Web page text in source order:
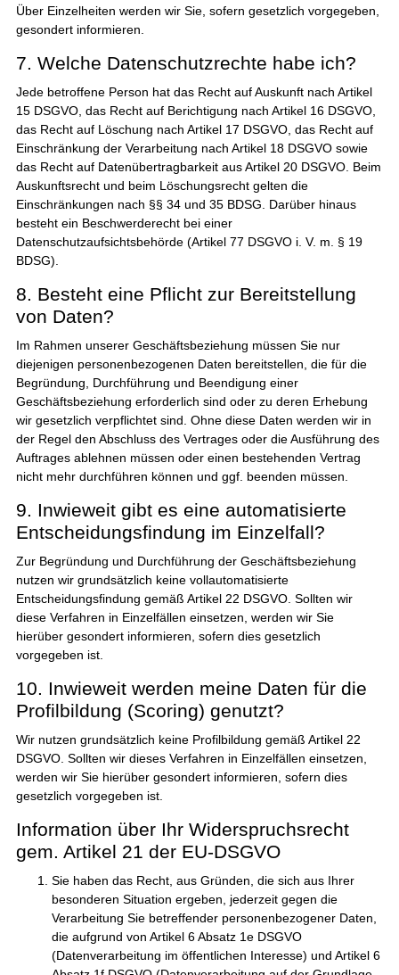
Über Einzelheiten werden wir Sie, sofern gesetzlich vorgegeben,
gesondert informieren.
7. Welche Datenschutzrechte habe ich?
Jede betroffene Person hat das Recht auf Auskunft nach Artikel
15 DSGVO, das Recht auf Berichtigung nach Artikel 16 DSGVO,
das Recht auf Löschung nach Artikel 17 DSGVO, das Recht auf
Einschränkung der Verarbeitung nach Artikel 18 DSGVO sowie
das Recht auf Datenübertragbarkeit aus Artikel 20 DSGVO. Beim
Auskunftsrecht und beim Löschungsrecht gelten die
Einschränkungen nach §§ 34 und 35 BDSG. Darüber hinaus
besteht ein Beschwerderecht bei einer
Datenschutzaufsichtsbehörde (Artikel 77 DSGVO i. V. m. § 19
BDSG).
8. Besteht eine Pflicht zur Bereitstellung
von Daten?
Im Rahmen unserer Geschäftsbeziehung müssen Sie nur
diejenigen personenbezogenen Daten bereitstellen, die für die
Begründung, Durchführung und Beendigung einer
Geschäftsbeziehung erforderlich sind oder zu deren Erhebung
wir gesetzlich verpflichtet sind. Ohne diese Daten werden wir in
der Regel den Abschluss des Vertrages oder die Ausführung des
Auftrages ablehnen müssen oder einen bestehenden Vertrag
nicht mehr durchführen können und ggf. beenden müssen.
9. Inwieweit gibt es eine automatisierte
Entscheidungsfindung im Einzelfall?
Zur Begründung und Durchführung der Geschäftsbeziehung
nutzen wir grundsätzlich keine vollautomatisierte
Entscheidungsfindung gemäß Artikel 22 DSGVO. Sollten wir
diese Verfahren in Einzelfällen einsetzen, werden wir Sie
hierüber gesondert informieren, sofern dies gesetzlich
vorgegeben ist.
10. Inwieweit werden meine Daten für die
Profilbildung (Scoring) genutzt?
Wir nutzen grundsätzlich keine Profilbildung gemäß Artikel 22
DSGVO. Sollten wir dieses Verfahren in Einzelfällen einsetzen,
werden wir Sie hierüber gesondert informieren, sofern dies
gesetzlich vorgegeben ist.
Information über Ihr Widerspruchsrecht
gem. Artikel 21 der EU-DSGVO
Sie haben das Recht, aus Gründen, die sich aus Ihrer
besonderen Situation ergeben, jederzeit gegen die
Verarbeitung Sie betreffender personenbezogener Daten,
die aufgrund von Artikel 6 Absatz 1e DSGVO
(Datenverarbeitung im öffentlichen Interesse) und Artikel 6